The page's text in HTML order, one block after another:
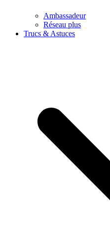
Ambassadeur
Réseau plus
Trucs & Astuces